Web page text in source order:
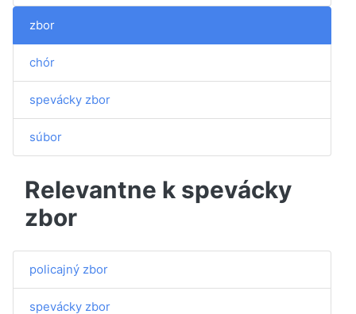
zbor
chór
spevácky zbor
súbor
Relevantne k spevácky
zbor
policajný zbor
spevácky zbor